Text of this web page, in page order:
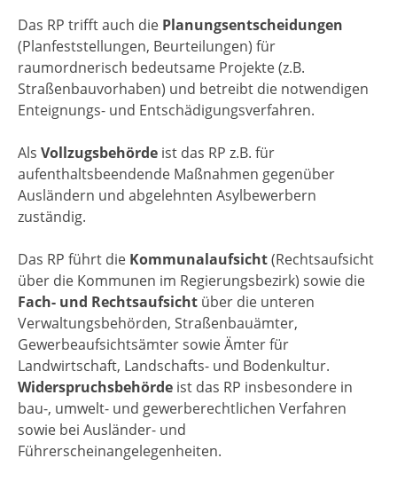
Das RP trifft auch die Planungsentscheidungen
(Planfeststellungen, Beurteilungen) für
raumordnerisch bedeutsame Projekte (z.B.
Straßenbauvorhaben) und betreibt die notwendigen
Enteignungs- und Entschädigungsverfahren.
Als Vollzugsbehörde ist das RP z.B. für
aufenthaltsbeendende Maßnahmen gegenüber
Ausländern und abgelehnten Asylbewerbern
zuständig.
Das RP führt die Kommunalaufsicht(Rechtsaufsicht
über die Kommunen im Regierungsbezirk) sowie die
Fach- und Rechtsaufsicht über die unteren
Verwaltungsbehörden, Straßenbauämter,
Gewerbeaufsichtsämter sowie Ämter für
Landwirtschaft, Landschafts- und Bodenkultur.
Widerspruchsbehörde ist das RP insbesondere in
bau-, umwelt- und gewerberechtlichen Verfahren
sowie bei Ausländer- und
Führerscheinangelegenheiten.